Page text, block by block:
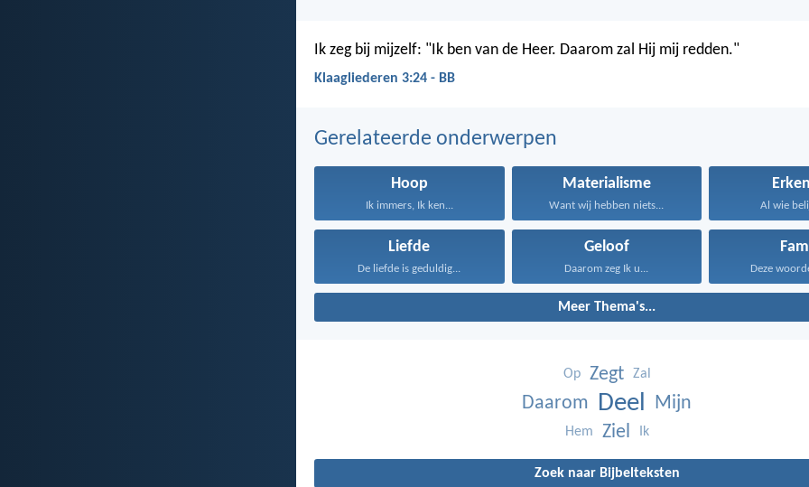
Ik zeg bij mijzelf: "Ik ben van de Heer. Daarom zal Hij mij redden."
Klaagliederen 3:24 - BB
Gerelateerde onderwerpen
Hoop
Ik immers, Ik ken...
Materialisme
Want wij hebben niets... Al wie
Liefde
De liefde is geduldig...
Geloof
Daarom zeg Ik u... Deze
Meer Thema's...
Op Zegt Zal
Daarom Deel Mijn
Hem Ziel Ik
Zoek naar Bijbelteksten